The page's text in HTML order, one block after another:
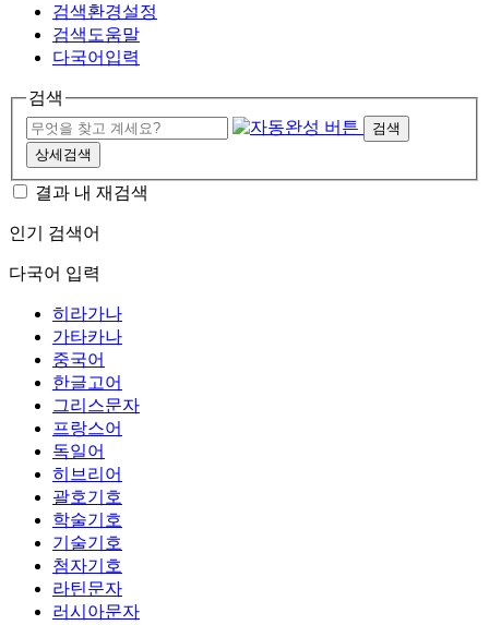
검색환경설정
검색도움말
다국어입력
검색
검색
상세검색
결과 내 재검색
인기 검색어
다국어 입력
히라가나
가타카나
중국어
한글고어
그리스문자
프랑스어
독일어
히브리어
괄호기호
학술기호
기술기호
첨자기호
라틴문자
러시아문자